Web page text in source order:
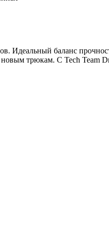
Идеальный баланс
трюкам. С Tech Team